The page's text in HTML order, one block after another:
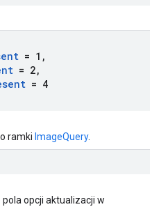
= 1 ,
= 2,
= 4
ramki ImageQuery.
opcji aktualizacji w